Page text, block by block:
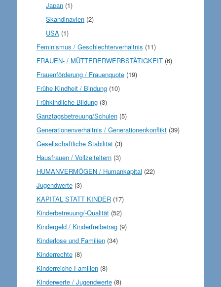
Japan (1)
Skandinavien (2)
USA (1)
Feminismus / Geschlechterverhältnis (11)
FRAUEN- / MÜTTERERWERBSTÄTIGKEIT(6)
Frauenförderung / Frauenquote(19)
Frühe Kindheit / Bindung(10)
Frühkindliche Bildung(3)
Ganztagsbetreuung/Schulen(5)
Generationenverhältnis / Generationenkonflikt(39)
Gesellschaftliche Stabilität(3)
Hausfrauen / Vollzeiteltern(3)
HUMANVERMÖGEN / Humankapital (22)
Jugendwerte(3)
KAPITAL STATT KINDER(17)
Kinderbetreuung/-Qualität(52)
Kindergeld / Kinderfreibetrag(9)
Kinderlose und Familien(34)
Kinderrechte(8)
Kinderreiche Familien(8)
Kinderwerte / Jugendwerte(8)